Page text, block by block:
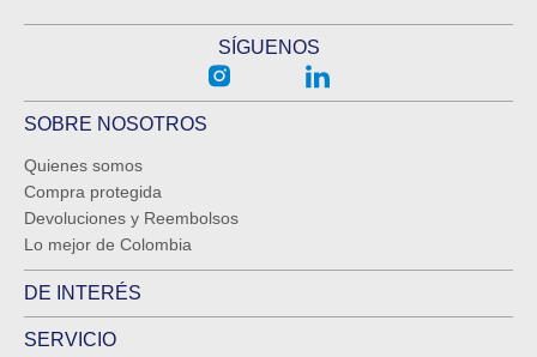
SÍGUENOS
SOBRE NOSOTROS
Quienes somos
Compra protegida
Devoluciones y Reembolsos
Lo mejor de Colombia
DE INTERÉS
SERVICIO